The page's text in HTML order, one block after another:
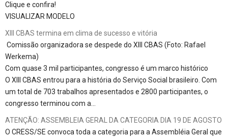
Clique e confira!
VISUALIZAR MODELO
XIII CBAS termina em clima de sucesso e vitória
Comissão organizadora se despede do XIII CBAS (Foto: Rafael
Werkema)
Com quase 3 mil participantes, congresso é um marco histórico
O XIII CBAS entrou para a história do Serviço Social brasileiro. Com
um total de 703 trabalhos apresentados e 2800 participantes, o
congresso terminou com a…
ATENÇÃO: ASSEMBLEIA GERAL DA CATEGORIA DIA 19 DE AGOSTO
O CRESS/SE convoca toda a categoria para a Assembléia Geral que